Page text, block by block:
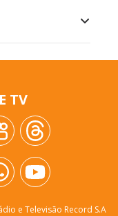
TV
e Televisão Record S.A